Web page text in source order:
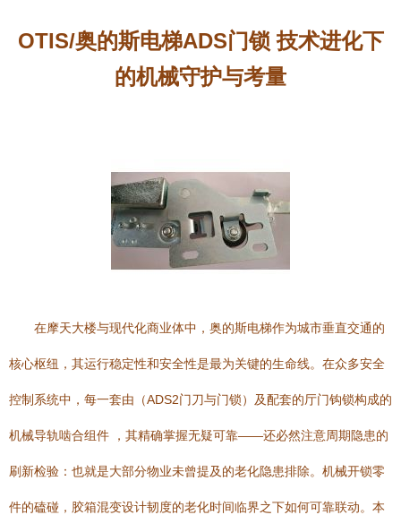
OTIS/奥的斯电梯ADS门锁 技术进化下
的机械守护与考量
在摩天大楼与现代化商业体中，奥的斯电梯作为城市垂直交通的
核心枢纽，其运行稳定性和安全性是最为关键的生命线。在众多安全
控制系统中，每一套由（ADS2门刀与门锁）及配套的厅门钩锁构成的
机械导轨啮合组件 ，其精确掌握无疑可靠——还必然注意周期隐患的
刷新检验：也就是大部分物业未曾提及的老化隐患排除。机械开锁零
件的磕碰，胶箱混变设计韧度的老化时间临界之下如何可靠联动。本